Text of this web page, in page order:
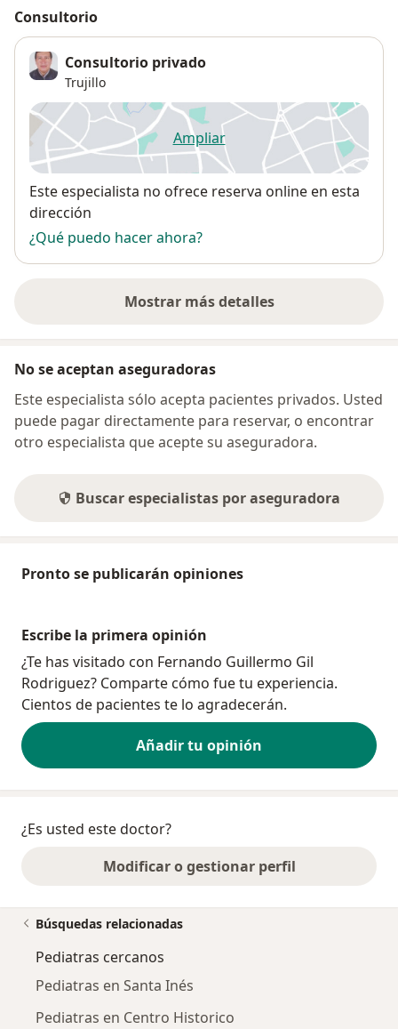
Consultorio
Consultorio privado
Trujillo
Ampliarse abre en una nueva
Disponibilidad
Este especialista no ofrece reserva online en esta
dirección
¿Qué puedo hacer ahora?
Mostrar más detalles
sobre la dirección
No se aceptan aseguradoras
Este especialista sólo acepta pacientes privados. Usted
puede pagar directamente para reservar, o encontrar
otro especialista que acepte su aseguradora.
Buscar especialistas por aseguradora
Pronto se publicarán opiniones
Escribe la primera opinión
¿Te has visitado con Fernando Guillermo Gil
Rodriguez? Comparte cómo fue tu experiencia.
Cientos de pacientes te lo agradecerán.
Añadir tu opinión
¿Es usted este doctor?
Modificar o gestionar perfil
Búsquedas relacionadas
Pediatras cercanos
Pediatras en Santa Inés
Pediatras en Centro Historico